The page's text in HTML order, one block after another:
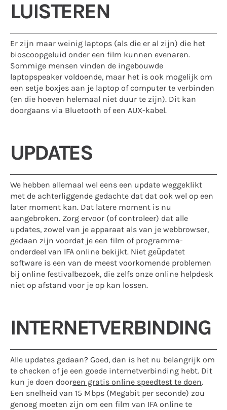
LUISTEREN
Er zijn maar weinig laptops (als die er al zijn) die het
bioscoopgeluid onder een film kunnen evenaren.
Sommige mensen vinden de ingebouwde
laptopspeaker voldoende, maar het is ook mogelijk om
een setje boxjes aan je laptop of computer te verbinden
(en die hoeven helemaal niet duur te zijn). Dit kan
doorgaans via Bluetooth of een AUX-kabel.
UPDATES
We hebben allemaal wel eens een update weggeklikt
met de achterliggende gedachte dat dat ook wel op een
later moment kan. Dat latere moment is nu
aangebroken. Zorg ervoor (of controleer) dat alle
updates, zowel van je apparaat als van je webbrowser,
gedaan zijn voordat je een film of programma-
onderdeel van IFA online bekijkt. Niet geüpdatet
software is een van de meest voorkomende problemen
bij online festivalbezoek, die zelfs onze online helpdesk
niet op afstand voor je op kan lossen.
INTERNETVERBINDING
Alle updates gedaan? Goed, dan is het nu belangrijk om
te checken of je een goede internetverbinding hebt. Dit
kun je doen dooreen gratis online speedtest te doen.
Een snelheid van 15 Mbps (Megabit per seconde) zou
genoeg moeten zijn om een film van IFA online te